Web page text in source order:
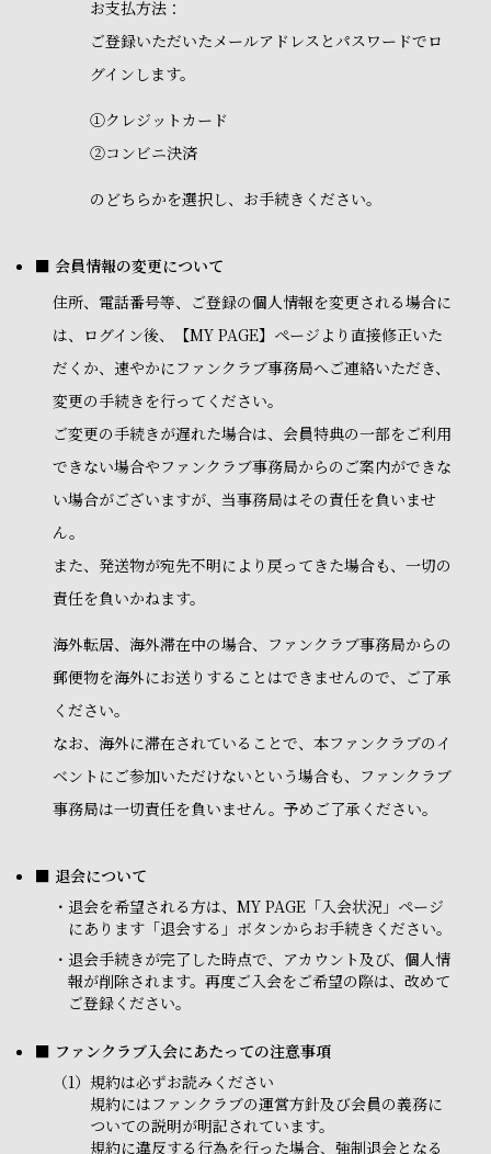
お支払方法：
ご登録いただいたメールアドレスとパスワードでロ
グインします。
①クレジットカード
②コンビニ決済
のどちらかを選択し、お手続きください。
■ 会員情報の変更について
住所、電話番号等、ご登録の個人情報を変更される場合に
は、ログイン後、【MY PAGE】ページより直接修正いた
だくか、速やかにファンクラブ事務局へご連絡いただき、
変更の手続きを行ってください。
ご変更の手続きが遅れた場合は、会員特典の一部をご利用
できない場合やファンクラブ事務局からのご案内ができな
い場合がございますが、当事務局はその責任を負いませ
ん。
また、発送物が宛先不明により戻ってきた場合も、一切の
責任を負いかねます。
海外転居、海外滞在中の場合、ファンクラブ事務局からの
郵便物を海外にお送りすることはできませんので、ご了承
ください。
なお、海外に滞在されていることで、本ファンクラブのイ
ベントにご参加いただけないという場合も、ファンクラブ
事務局は一切責任を負いません。予めご了承ください。
■ 退会について
・ 退会を希望される方は、MY PAGE「入会状況」ページ
にあります「退会する」ボタンからお手続きください。
・ 退会手続きが完了した時点で、アカウント及び、個人情
報が削除されます。再度ご入会をご希望の際は、改めて
ご登録ください。
■ ファンクラブ入会にあたっての注意事項
（1） 規約は必ずお読みください
規約にはファンクラブの運営方針及び会員の義務に
ついての説明が明記されています。
規約に違反する行為を行った場合、強制退会となる